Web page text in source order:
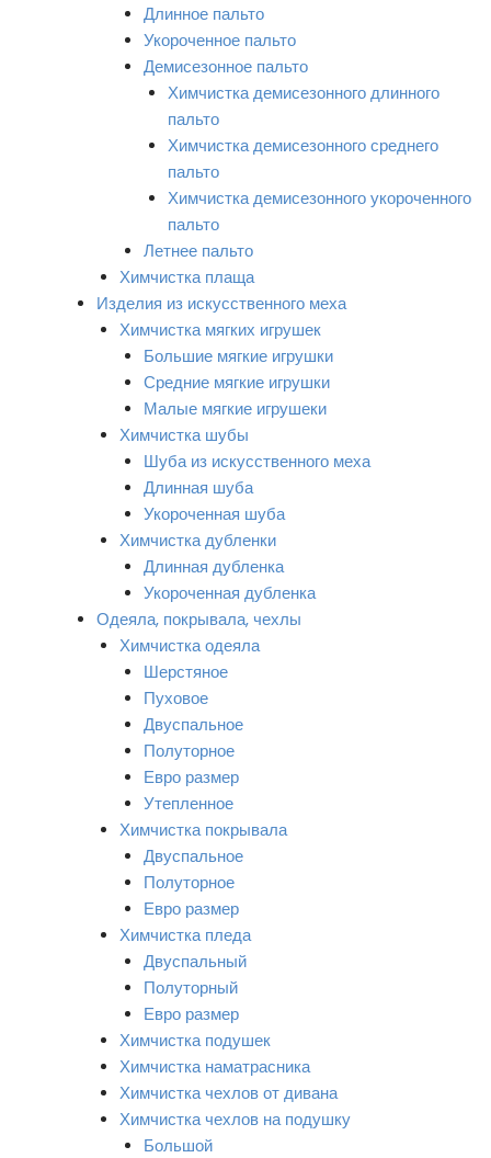
Длинное пальто
Укороченное пальто
Демисезонное пальто
Химчистка демисезонного длинного
пальто
Химчистка демисезонного среднего
пальто
Химчистка демисезонного укороченного
пальто
Летнее пальто
Химчистка плаща
Изделия из искусственного меха
Химчистка мягких игрушек
Большие мягкие игрушки
Средние мягкие игрушки
Малые мягкие игрушеки
Химчистка шубы
Шуба из искусственного меха
Длинная шуба
Укороченная шуба
Химчистка дубленки
Длинная дубленка
Укороченная дубленка
Одеяла, покрывала, чехлы
Химчистка одеяла
Шерстяное
Пуховое
Двуспальное
Полуторное
Евро размер
Утепленное
Химчистка покрывала
Двуспальное
Полуторное
Евро размер
Химчистка пледа
Двуспальный
Полуторный
Евро размер
Химчистка подушек
Химчистка наматрасника
Химчистка чехлов от дивана
Химчистка чехлов на подушку
Большой